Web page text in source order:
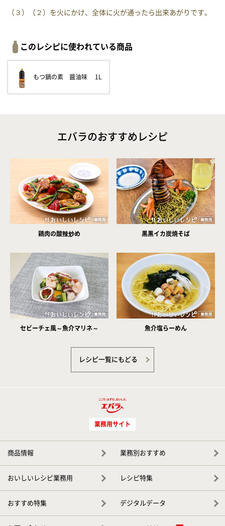
（３）（２）を火にかけ、全体に火が通ったら出来あがりです。
このレシピに使われている商品
もつ鍋の素 醤油味 1L
エバラのおすすめレシピ
鶏肉の酸辣炒め 黒黒イカ炭焼そば
セビーチェ風～魚介マリネ～ 魚介塩らーめん
レシピ一覧にもどる
業務用サイト
商品情報 業務別おすすめ
おいしいレシピ業務用 レシピ特集
おすすめ特集 デジタルデータ